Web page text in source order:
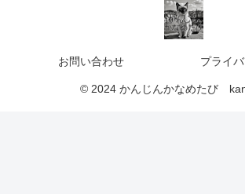
お問い合わせ プライ
© 2024 かんじんかなめたび